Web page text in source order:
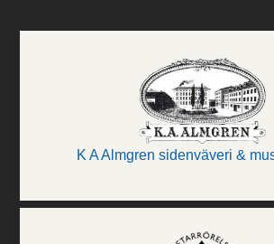
K A Almgren sidenväveri &